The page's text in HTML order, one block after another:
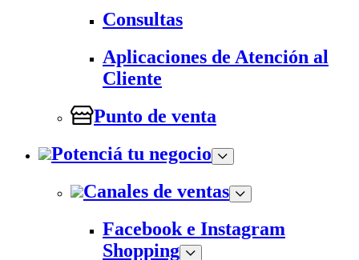
Consultas
Aplicaciones de Atención al
Cliente
Punto de venta
Potenciá tu negocio
Canales de ventas
Facebook e Instagram
Shopping